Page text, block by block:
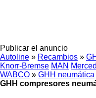
Publicar el anuncio
Autoline » Recambios »
Knorr-Bremse MAN
WABCO » GHH neumática
GHH compresores